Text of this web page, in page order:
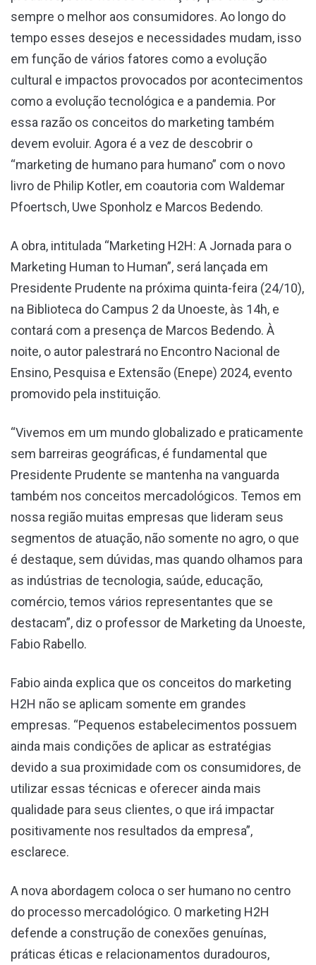
sempre o melhor aos consumidores. Ao longo do
tempo esses desejos e necessidades mudam, isso
em função de vários fatores como a evolução
cultural e impactos provocados por acontecimentos
como a evolução tecnológica e a pandemia. Por
essa razão os conceitos do marketing também
devem evoluir. Agora é a vez de descobrir o
“marketing de humano para humano” com o novo
livro de Philip Kotler, em coautoria com Waldemar
Pfoertsch, Uwe Sponholz e Marcos Bedendo.
A obra, intitulada “Marketing H2H: A Jornada para o
Marketing Human to Human”, será lançada em
Presidente Prudente na próxima quinta-feira (24/10),
na Biblioteca do Campus 2 da Unoeste, às 14h, e
contará com a presença de Marcos Bedendo. À
noite, o autor palestrará no Encontro Nacional de
Ensino, Pesquisa e Extensão (Enepe) 2024, evento
promovido pela instituição.
“Vivemos em um mundo globalizado e praticamente
sem barreiras geográficas, é fundamental que
Presidente Prudente se mantenha na vanguarda
também nos conceitos mercadológicos. Temos em
nossa região muitas empresas que lideram seus
segmentos de atuação, não somente no agro, o que
é destaque, sem dúvidas, mas quando olhamos para
as indústrias de tecnologia, saúde, educação,
comércio, temos vários representantes que se
destacam”, diz o professor de Marketing da Unoeste,
Fabio Rabello.
Fabio ainda explica que os conceitos do marketing
H2H não se aplicam somente em grandes
empresas. “Pequenos estabelecimentos possuem
ainda mais condições de aplicar as estratégias
devido a sua proximidade com os consumidores, de
utilizar essas técnicas e oferecer ainda mais
qualidade para seus clientes, o que irá impactar
positivamente nos resultados da empresa”,
esclarece.
A nova abordagem coloca o ser humano no centro
do processo mercadológico. O marketing H2H
defende a construção de conexões genuínas,
práticas éticas e relacionamentos duradouros,